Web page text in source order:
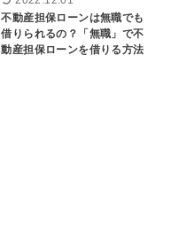
不動産担保ローンは無職でも
借りられるの？「無職」で不
動産担保ローンを借りる方法